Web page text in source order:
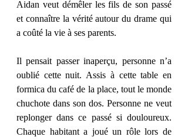
Aidan veut démêler les fils de son passé
et connaître la vérité autour du drame qui
a coûté la vie à ses parents.
Il pensait passer inaperçu, personne n’a
oublié cette nuit. Assis à cette table en
formica du café de la place, tout le monde
chuchote dans son dos. Personne ne veut
replonger dans ce passé si douloureux.
Chaque habitant a joué un rôle lors de